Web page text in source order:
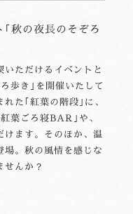
秋の夜長のそぞろ
ただけるイベントと
歩き｣を開催いたして
た｢紅葉の階段｣に、
葉ごろ寝BAR｣や、
けます。そのほか、温
。秋の風情を感じな
んか？